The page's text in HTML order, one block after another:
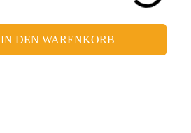
IN DEN WARENKORB